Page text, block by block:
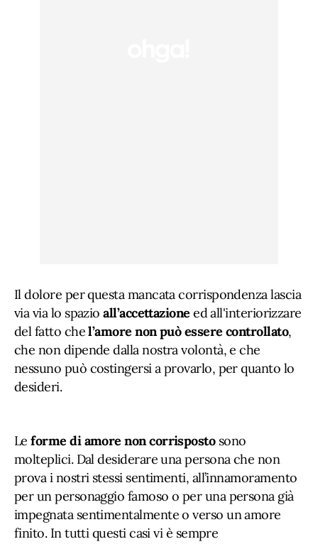
Il dolore per questa mancata corrispondenza lascia
via via lo spazioall’accettazione ed all'interiorizzare
del fatto chel’amore non può essere controllato,
che non dipende dalla nostra volontà, e che
nessuno può costingersi a provarlo, per quanto lo
desideri.
Leforme di amore non corrispostosono
molteplici. Dal desiderare una persona che non
prova i nostri stessi sentimenti, all’innamoramento
per un personaggio famoso o per una persona già
impegnata sentimentalmente o verso un amore
finito. In tutti questi casi vi è sempre